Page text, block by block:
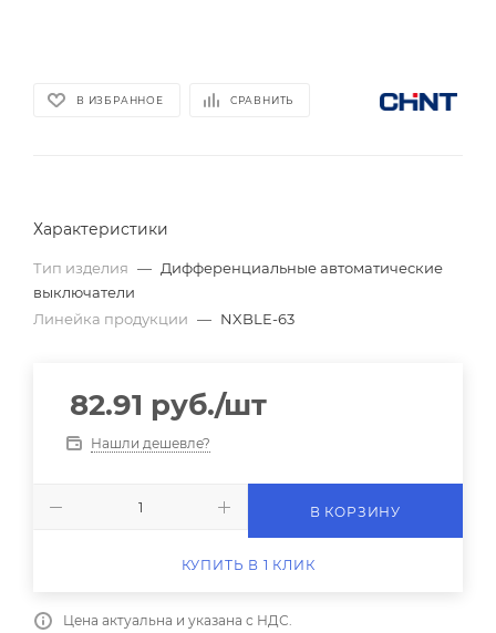
В ИЗБРАННОЕ СРАВНИТЬ
Характеристики
Тип изделия — Дифференциальные автоматические
выключатели
Линейка продукции — NXBLE-63
82.91 руб./шт
Нашли дешевле?
В КОРЗИНУ
КУПИТЬ В 1 КЛИК
Цена актуальна и указана с НДС.